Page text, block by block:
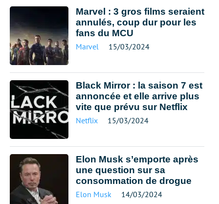
Marvel : 3 gros films seraient
annulés, coup dur pour les
fans du MCU
Marvel 15/03/2024
Black Mirror : la saison 7 est
annoncée et elle arrive plus
vite que prévu sur Netflix
Netflix 15/03/2024
Elon Musk s’emporte après
une question sur sa
consommation de drogue
Elon Musk 14/03/2024